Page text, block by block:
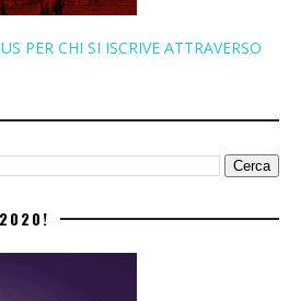
PER CHI SI ISCRIVE ATTRAVERSO